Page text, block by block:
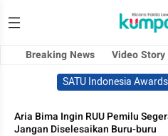
Breaking News Video Story
SATU Indonesia Awards
Aria Bima Ingin RUU Pemilu
Jangan Diselesaikan Buru-buru